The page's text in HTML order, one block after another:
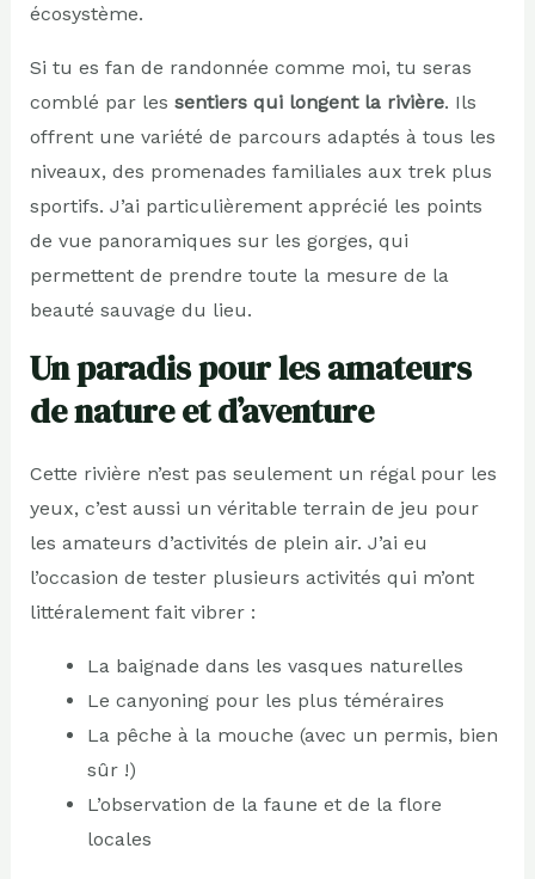
écosystème.
Si tu es fan de randonnée comme moi, tu seras
comblé par les sentiers qui longent la rivière. Ils
offrent une variété de parcours adaptés à tous les
niveaux, des promenades familiales aux trek plus
sportifs. J’ai particulièrement apprécié les points
de vue panoramiques sur les gorges, qui
permettent de prendre toute la mesure de la
beauté sauvage du lieu.
Un paradis pour les amateurs
de nature et d’aventure
Cette rivière n’est pas seulement un régal pour les
yeux, c’est aussi un véritable terrain de jeu pour
les amateurs d’activités de plein air. J’ai eu
l’occasion de tester plusieurs activités qui m’ont
littéralement fait vibrer :
La baignade dans les vasques naturelles
Le canyoning pour les plus téméraires
La pêche à la mouche (avec un permis, bien
sûr !)
L’observation de la faune et de la flore
locales